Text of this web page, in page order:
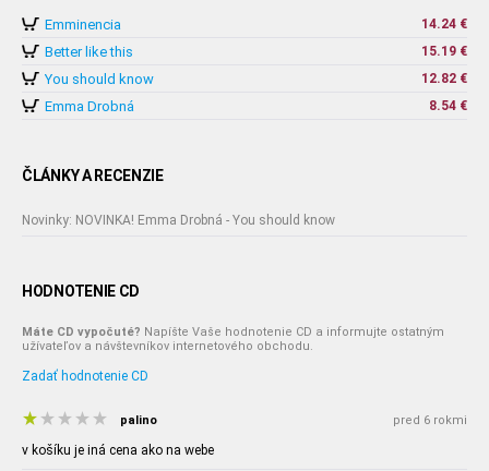
Emminencia 14.24 €
Better like this 15.19 €
You should know 12.82 €
Emma Drobná 8.54 €
ČLÁNKY A RECENZIE
Novinky: NOVINKA! Emma Drobná - You should know
HODNOTENIE CD
Máte CD vypočuté? Napíšte Vaše hodnotenie CD a informujte ostatným
užívateľov a návštevníkov internetového obchodu.
Zadať hodnotenie CD
palino pred 6 rokmi
v košíku je iná cena ako na webe